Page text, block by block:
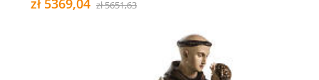
zł 5369,04 zł 5651,63